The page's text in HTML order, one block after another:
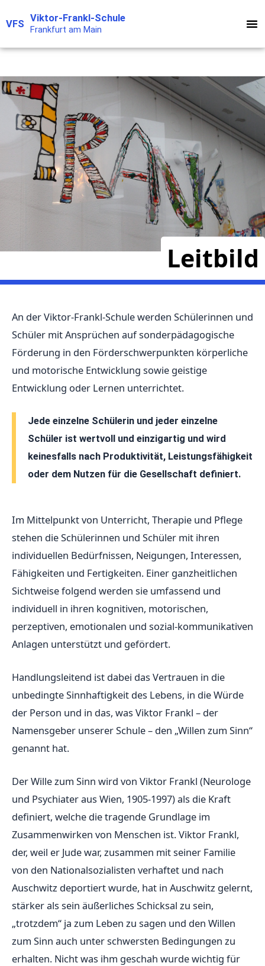
Inhalt
VFS Viktor-Frankl-Schule
Frankfurt am Main
Leitbild
An der Viktor-Frankl-Schule werden Schülerinnen und
Schüler mit Ansprüchen auf sonderpädagogische
Förderung in den Förderschwerpunkten körperliche
und motorische Entwicklung sowie geistige
Entwicklung oder Lernen unterrichtet.
Jede einzelne Schülerin und jeder einzelne
Schüler ist wertvoll und einzigartig und wird
keinesfalls nach Produktivität, Leistungsfähigkeit
oder dem Nutzen für die Gesellschaft definiert.
Im Mittelpunkt von Unterricht, Therapie und Pflege
stehen die Schülerinnen und Schüler mit ihren
individuellen Bedürfnissen, Neigungen, Interessen,
Fähigkeiten und Fertigkeiten. Einer ganzheitlichen
Sichtweise folgend werden sie umfassend und
individuell in ihren kognitiven, motorischen,
perzeptiven, emotionalen und sozial-kommunikativen
Anlagen unterstützt und gefördert.
Handlungsleitend ist dabei das Vertrauen in die
unbedingte Sinnhaftigkeit des Lebens, in die Würde
der Person und in das, was Viktor Frankl – der
Namensgeber unserer Schule – den „Willen zum Sinn“
genannt hat.
Der Wille zum Sinn wird von Viktor Frankl (Neurologe
und Psychiater aus Wien, 1905-1997) als die Kraft
definiert, welche die tragende Grundlage im
Zusammenwirken von Menschen ist. Viktor Frankl,
der, weil er Jude war, zusammen mit seiner Familie
von den Nationalsozialisten verhaftet und nach
Auschwitz deportiert wurde, hat in Auschwitz gelernt,
stärker als sein äußerliches Schicksal zu sein,
„trotzdem“ ja zum Leben zu sagen und den Willen
zum Sinn auch unter schwersten Bedingungen zu
erhalten. Nicht was ihm geschah wurde wichtig für